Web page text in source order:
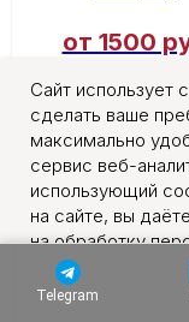
Telegram
от 1500
Подробнее
Сайт использует
сделать ваше
максимально
сервис веб-
использующий
на сайте, вы
на обработку
в порядке,
персональных